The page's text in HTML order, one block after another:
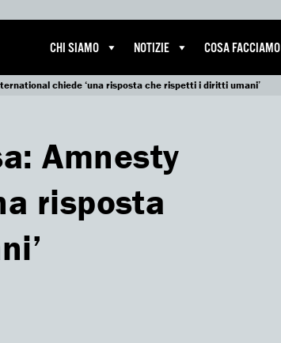
CHI SIAMO NOTIZIE COSA FACCIAMO
chiede ‘una risposta che rispetti i diritti umani’
Amnesty
risposta